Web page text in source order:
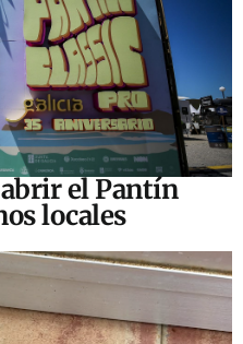
el Pantín
locales